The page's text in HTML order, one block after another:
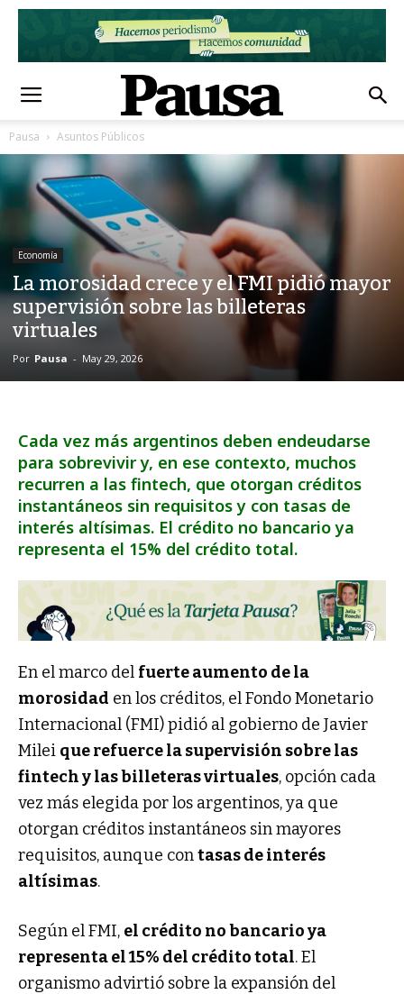
Pausa Asuntos Públicos
Economía
La morosidad crece y el FMI pidió mayor
supervisión sobre las billeteras
virtuales
Por Pausa - May 29, 2026
Cada vez más argentinos deben endeudarse
para sobrevivir y, en ese contexto, muchos
recurren a las fintech, que otorgan créditos
instantáneos sin requisitos y con tasas de
interés altísimas. El crédito no bancario ya
representa el 15% del crédito total.
En el marco del fuerte aumento de la
morosidad en los créditos, el Fondo Monetario
Internacional (FMI) pidió al gobierno de Javier
Milei que refuerce la supervisión sobre las
fintech y las billeteras virtuales, opción cada
vez más elegida por los argentinos, ya que
otorgan créditos instantáneos sin mayores
requisitos, aunque contasas de interés
altísimas.
Según el FMI, el crédito no bancario ya
representa el 15% del crédito total. El
organismo advirtió sobre la expansión del